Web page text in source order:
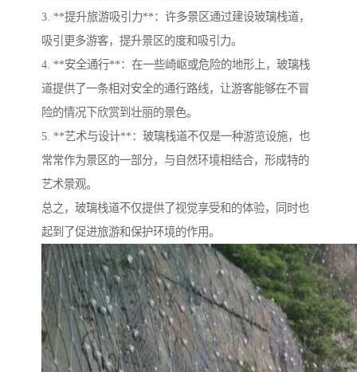
3. **提升旅游吸引力**：许多景区通过建设玻璃栈道，
吸引更多游客，提升景区的度和吸引力。
4. **安全通行**：在一些崎岖或危险的地形上，玻璃栈
道提供了一条相对安全的通行路线，让游客能够在不冒
险的情况下欣赏到壮丽的景色。
5. **艺术与设计**：玻璃栈道不仅是一种游览设施，也
常常作为景区的一部分，与自然环境相结合，形成特的
艺术景观。
总之，玻璃栈道不仅提供了视觉享受和的体验，同时也
起到了促进旅游和保护环境的作用。